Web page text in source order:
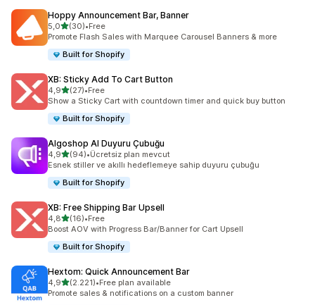
Hoppy Announcement Bar, Banner
5,05 yıldız üzerinden
(30)
toplam 30 değerlendirme
•Free
Promote Flash Sales with Marquee Carousel Banners & more
Built for Shopify
XB: Sticky Add To Cart Button
4,95 yıldız üzerinden
(27)
toplam 27 değerlendirme
•Free
Show a Sticky Cart with countdown timer and quick buy button
Built for Shopify
Algoshop AI Duyuru Çubuğu
4,95 yıldız üzerinden
(94)
toplam 94 değerlendirme
•Ücretsiz plan mevcut
Esnek stiller ve akıllı hedeflemeye sahip duyuru çubuğu
Built for Shopify
XB: Free Shipping Bar Upsell
4,85 yıldız üzerinden
(16)
toplam 16 değerlendirme
•Free
Boost AOV with Progress Bar/Banner for Cart Upsell
Built for Shopify
Hextom: Quick Announcement Bar
4,95 yıldız üzerinden
(2.221)
toplam 2221 değerlendirme
•Free plan available
Promote sales & notifications on a custom banner